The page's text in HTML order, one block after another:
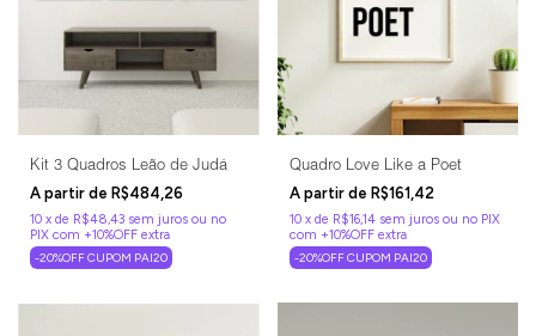
Kit 3 Quadros Leão de Judá
R$484,26
10 x de R$48,43 sem juros
-20%OFF CUPOM PAI20
Quadro Love Like a Poet
R$161,42
10 x de R$16,14 sem juros
-20%OFF CUPOM PAI20